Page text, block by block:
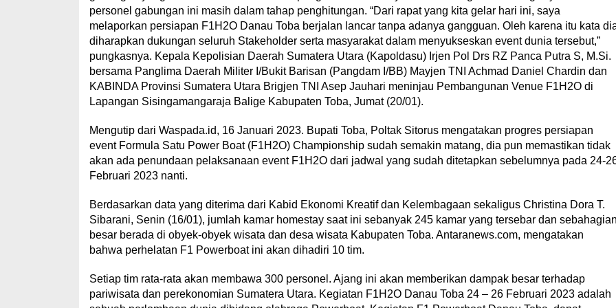
personel gabungan ini masih dalam tahap penghitungan. “Dari rapat yang kita gelar hari ini, saya
melaporkan persiapan F1H2O Danau Toba berjalan lancar tanpa adanya gangguan. Oleh karena itu kata
diharapkan dukungan seluruh Stakeholder serta masyarakat dalam menyukseskan event dunia tersebut,”
pungkasnya. Kepala Kepolisian Daerah Sumatera Utara (Kapoldasu) Irjen Pol Drs RZ Panca Putra S, M.Si.
bersama Panglima Daerah Militer I/Bukit Barisan (Pangdam I/BB) Mayjen TNI Achmad Daniel Chardin dan
KABINDA Provinsi Sumatera Utara Brigjen TNI Asep Jauhari meninjau Pembangunan Venue F1H2O di
Lapangan Sisingamangaraja Balige Kabupaten Toba, Jumat (20/01).
Mengutip dari Waspada.id, 16 Januari 2023. Bupati Toba, Poltak Sitorus mengatakan progres persiapan
event Formula Satu Power Boat (F1H2O) Championship sudah semakin matang, dia pun memastikan tidak
akan ada penundaan pelaksanaan event F1H2O dari jadwal yang sudah ditetapkan sebelumnya pada 24-
Februari 2023 nanti.
Berdasarkan data yang diterima dari Kabid Ekonomi Kreatif dan Kelembagaan sekaligus Christina Dora T.
Sibarani, Senin (16/01), jumlah kamar homestay saat ini sebanyak 245 kamar yang tersebar dan sebahagian
besar berada di obyek-obyek wisata dan desa wisata Kabupaten Toba. Antaranews.com, mengatakan
bahwa perhelatan F1 Powerboat ini akan dihadiri 10 tim.
Setiap tim rata-rata akan membawa 300 personel. Ajang ini akan memberikan dampak besar terhadap
pariwisata dan perekonomian Sumatera Utara. Kegiatan F1H2O Danau Toba 24 – 26 Februari 2023 adalah